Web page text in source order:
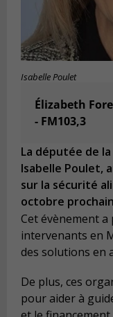
Isabelle Poulet
Élizabeth
- FM103,3
La députée de
Isabelle Poulet,
sur la sécurité
octobre
Cet évènement
intervenants en
des solutions en
De plus, ces
pour aider à